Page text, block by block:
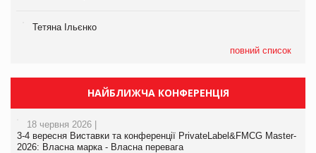
Тетяна Ільєнко
повний список
НАЙБЛИЖЧА КОНФЕРЕНЦІЯ
18 червня 2026 |
3-4 вересня Виставки та конференції PrivateLabel&FMCG Master-
2026: Власна марка - Власна перевага